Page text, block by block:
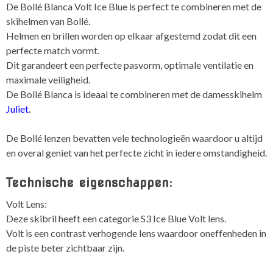
De Bollé Blanca Volt Ice Blue is perfect te combineren met de
skihelmen van Bollé.
Helmen en brillen worden op elkaar afgestemd zodat dit een
perfecte match vormt.
Dit garandeert een perfecte pasvorm, optimale ventilatie en
maximale veiligheid.
De Bollé Blanca is ideaal te combineren met de damesskihelm
Juliet.
De Bollé lenzen bevatten vele technologieën waardoor u altijd
en overal geniet van het perfecte zicht in iedere omstandigheid.
Technische eigenschappen:
Volt Lens:
Deze skibril heeft een categorie S3 Ice Blue Volt lens.
Volt is een contrast verhogende lens waardoor oneffenheden in
de piste beter zichtbaar zijn.